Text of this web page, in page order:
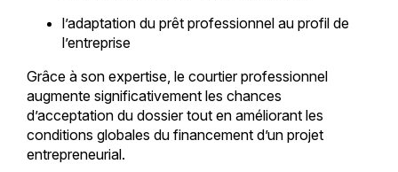
l’adaptation du prêt professionnel au profil de
l’entreprise
Grâce à son expertise, le courtier professionnel
augmente significativement les chances
d’acceptation du dossier tout en améliorant les
conditions globales du financement d’un projet
entrepreneurial.